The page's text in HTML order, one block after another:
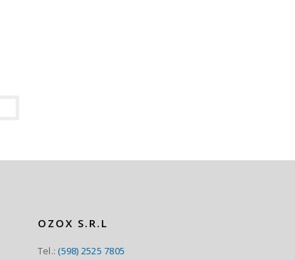
OZOX S.R.L
Tel.:(598) 2525 7805